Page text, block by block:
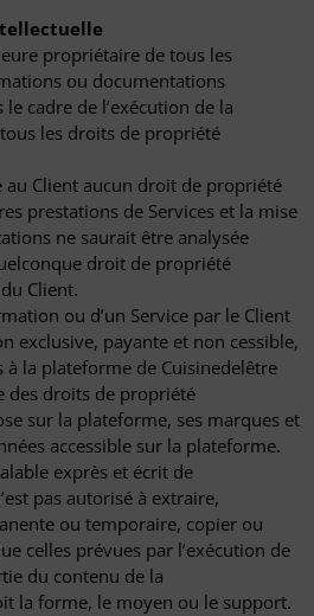
propriétaire de tous les
ou documentations
cadre de l’exécution de la
les droits de propriété
au Client aucun droit de propriété
prestations de Services et la mise
ne saurait être analysée
droit de propriété
Client.
ou d’un Service par le Client
exclusive, payante et non cessible,
à la plateforme de Cuisinedelêtre
des droits de propriété
sur la plateforme, ses marques et
accessible sur la plateforme.
exprès et écrit de
pas autorisé à extraire,
ou temporaire, copier ou
celles prévues par l’exécution de
du contenu de la
la forme, le moyen ou le support.